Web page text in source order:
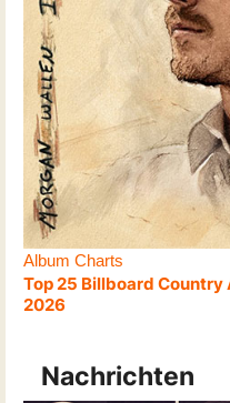
Album Charts
Top 25 Billboard
2026
Nachrichten